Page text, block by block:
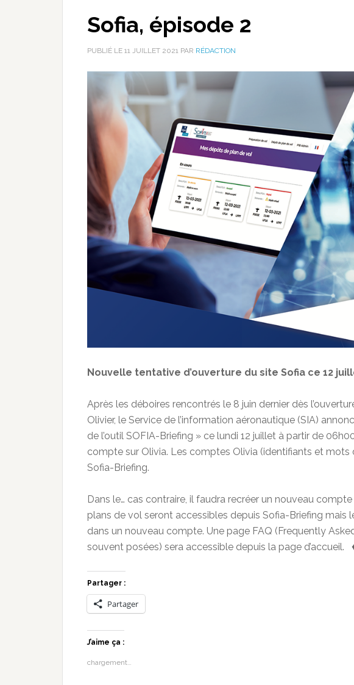
Sofia, épisode 2
PUBLIÉ LE 11 JUILLET 2021 PAR RÉDACTION
Nouvelle tentative d’ouverture du site Sofia ce 12
Après les déboires rencontrés le 8 juin dernier dès
Olivier, le Service de l’information aéronautique (SIA)
de l’outil SOFIA-Briefing » ce lundi 12 juillet à partir de
compte sur Olivia. Les comptes Olivia (identifiants et mots
Sofia-Briefing.
Dans le… cas contraire, il faudra recréer un nouveau
plans de vol seront accessibles depuis Sofia-Briefing mais
dans un nouveau compte. Une page FAQ (Frequently
souvent posées) sera accessible depuis la page d’accueil.
Partager :
Partager
J’aime ça :
chargement…